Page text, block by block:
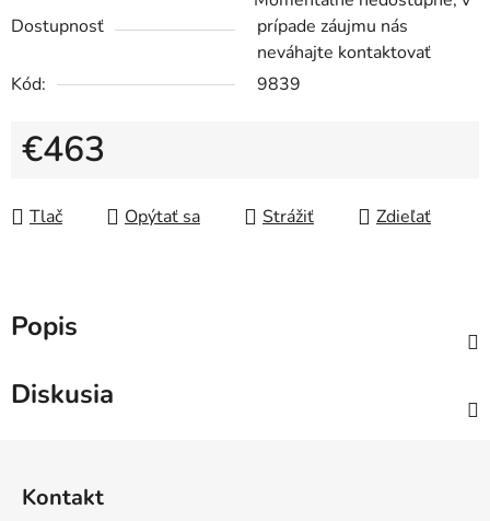
Dostupnosť
prípade záujmu nás
neváhajte kontaktovať
Kód:
9839
€463
Tlač
Opýtať sa Strážiť Zdieľať
Popis
Diskusia
Kontakt